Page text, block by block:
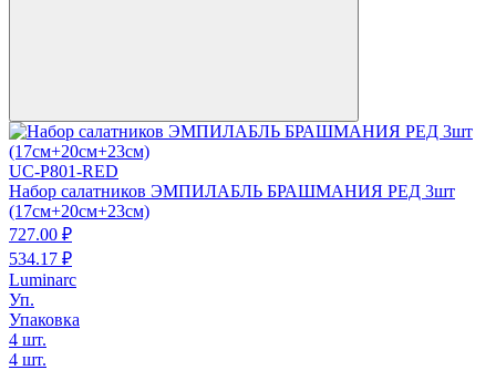
UC-P801-RED
Набор салатников ЭМПИЛАБЛЬ БРАШМАНИЯ РЕД 3шт
(17см+20см+23см)
727.00 ₽
534.17 ₽
Luminarc
Уп.
Упаковка
4 шт.
4 шт.